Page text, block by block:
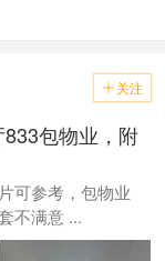
 关注
包物业，附
可参考，包物业
不满意 ...